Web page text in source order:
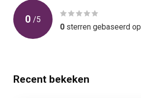
0 /5
0 sterren gebaseerd op
Recent bekeken